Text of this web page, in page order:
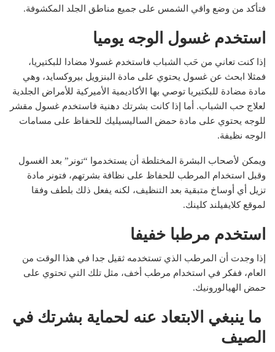
فتأكد من وضع واقي الشمس على جميع مناطق الجلد المكشوفة.
استخدم غسول الوجه يوميا
إذا كنت تعاني من حَب الشباب فاستخدم غسولا مضادا للبكتيريا،
فمثلا ابحث عن غسول يحتوي على مادة البنزويل بيروكسايد، وهي
مادة مضادة للبكتيريا توصي بها الأكاديمية الأميركية للأمراض الجلدية
لعلاج حب الشباب. أما إذا كانت بشرتك دهنية فاستخدم غسول مقشر
للوجه يحتوي على مادة حمض الساليسيليك للحفاظ على مسامات
الوجه نظيفة.
ويمكن لأصحاب البشرة المختلطة أن يستخدموا “تونر” بعد الغسول
وقبل استخدام المرطب للحفاظ على نظافة بشرتهم، فتونر مادة
تزيل أي أوساخ متبقية بعد التنظيف، لكنه يفعل ذلك بلطف وفقا
لموقع كلايفيلند كلينك.
استخدم مرطبا خفيفا
إذا وجدت أن المرطب الذي تستخدمه ثقيل جدا في هذا الوقت من
العام، ففكر في استخدام مرطب أخف، مثل تلك التي تحتوي على
حمض الهيالورونيك.
ما ينبغي الابتعاد عنه لحماية بشرتك في
الصيف